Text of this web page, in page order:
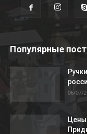
Популярные
06/07/
Цены